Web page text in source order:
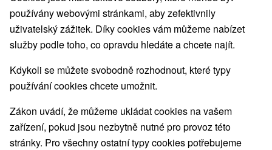
Vyberte lokalitu nebo termín
Nejprodávanější
1.
používány webovými stránkami, aby zefektivnily
uživatelský zážitek. Díky cookies vám můžeme nabízet
služby podle toho, co opravdu hledáte a chcete najít.
Kdykoli se můžete svobodně rozhodnout, které typy
používání cookies chcete umožnit.
Zákon uvádí, že můžeme ukládat cookies na vašem
zařízení, pokud jsou nezbytně nutné pro provoz této
stránky. Pro všechny ostatní typy cookies potřebujeme